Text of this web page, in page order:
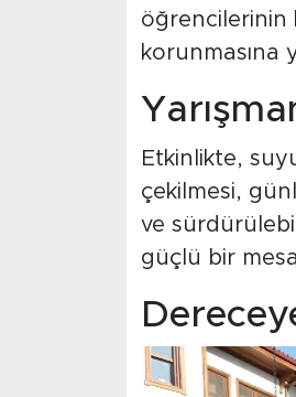
öğrencilerinin
korunmasına
Etkinlikte,
çekilmesi,
ve
güçlü bir